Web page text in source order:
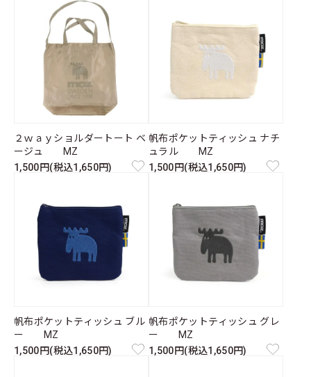
２ｗａｙショルダートート ベ
ージュ MZ
1,500円(税込1,650円)
帆布ポケットティッシュ ナチ
ュラル MZ
1,500円(税込1,650円)
帆布ポケットティッシュ ブル
ー MZ
1,500円(税込1,650円)
帆布ポケットティッシュ グレ
ー MZ
1,500円(税込1,650円)